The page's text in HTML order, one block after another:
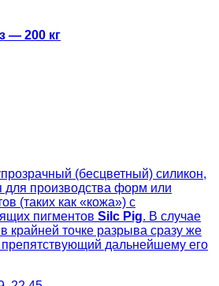
— 200 кг
(бесцветный) силикон,
для производства форм или
(таких как «кожа») с
пигментов Silc Pig. В случае
точке разрыва сразу же
препятствующий дальнейшему его